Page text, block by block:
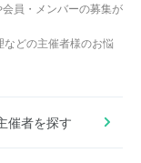
会員・メンバーの募集が
どの主催者様のお悩
催者を探す